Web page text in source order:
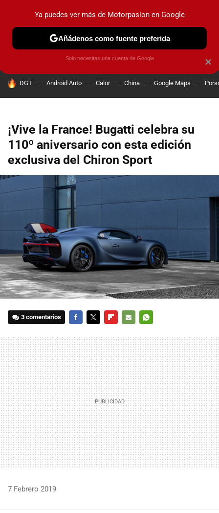
PRUEBAS COCHES ELÉCTRICOS OBSERVATORIO
HOY SE HABLA DE
DGT Android Auto Calor China Google Maps
¡Vive la France! Bugatti celebra su
110º aniversario con esta edición
exclusiva del Chiron Sport
3 comentarios
MAIL
7 Febrero 2019
×
Ya puedes ver más de Motorpasion en Google
Añádenos como fuente preferida
Solo necesitas una cuenta de Google